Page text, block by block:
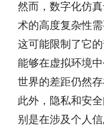
然而，数字化仿
术的高度复杂性
这可能限制了它
能够在虚拟环境
世界的差距仍然
此外，隐私和安
别是在涉及个人